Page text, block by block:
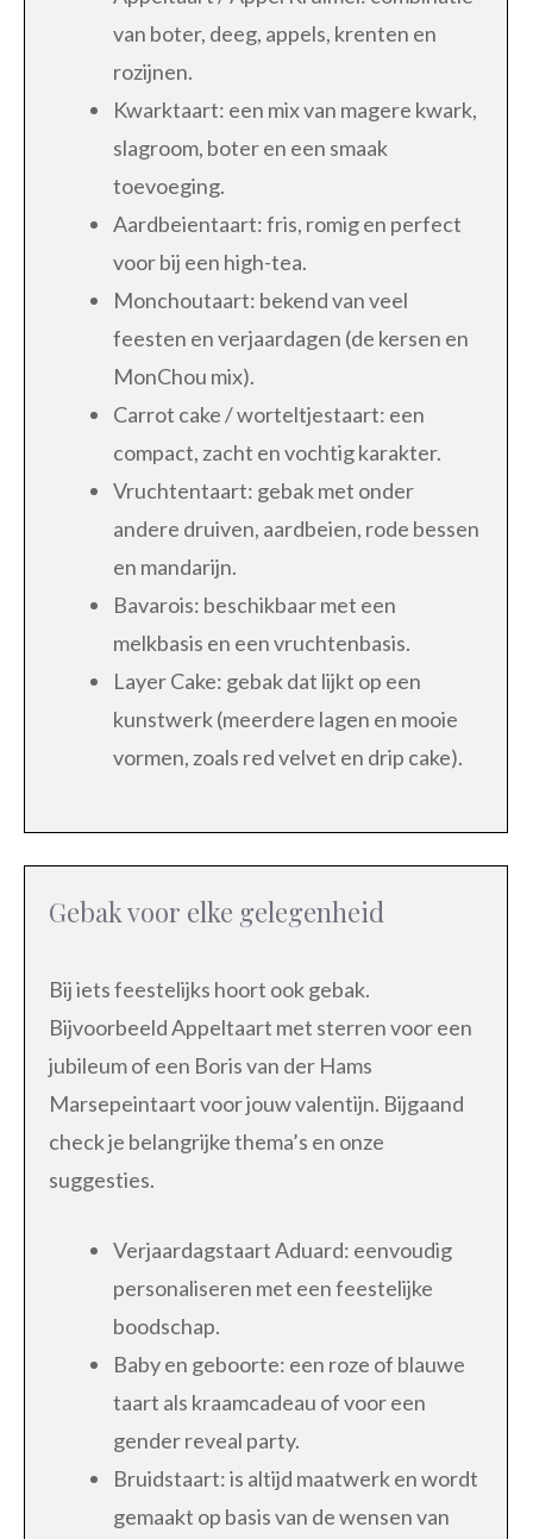
van boter, deeg, appels, krenten en
rozijnen.
Kwarktaart: een mix van magere kwark,
slagroom, boter en een smaak
toevoeging.
Aardbeientaart: fris, romig en perfect
voor bij een high-tea.
Monchoutaart: bekend van veel
feesten en verjaardagen (de kersen en
MonChou mix).
Carrot cake / worteltjestaart: een
compact, zacht en vochtig karakter.
Vruchtentaart: gebak met onder
andere druiven, aardbeien, rode bessen
en mandarijn.
Bavarois: beschikbaar met een
melkbasis en een vruchtenbasis.
Layer Cake: gebak dat lijkt op een
kunstwerk (meerdere lagen en mooie
vormen, zoals red velvet en drip cake).
Gebak voor elke gelegenheid
Bij iets feestelijks hoort ook gebak.
Bijvoorbeeld Appeltaart met sterren voor een
jubileum of een Boris van der Hams
Marsepeintaart voor jouw valentijn. Bijgaand
check je belangrijke thema’s en onze
suggesties.
Verjaardagstaart Aduard: eenvoudig
personaliseren met een feestelijke
boodschap.
Baby en geboorte: een roze of blauwe
taart als kraamcadeau of voor een
gender reveal party.
Bruidstaart: is altijd maatwerk en wordt
gemaakt op basis van de wensen van